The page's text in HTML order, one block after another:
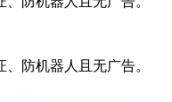
防机器人且无广告。